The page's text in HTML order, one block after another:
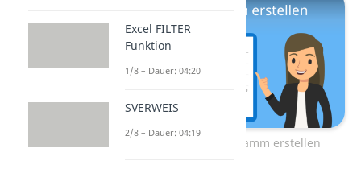
Zum Video: Excel Digramm erstellen
Excel FILTER
Funktion
1/8 – Dauer: 04:20
SVERWEIS
2/8 – Dauer: 04:19